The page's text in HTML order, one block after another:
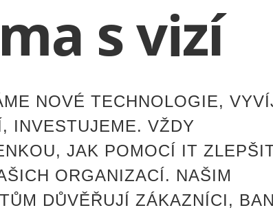
s vizí
NOVÉ TECHNOLOGIE,
INVESTUJEME. VŽDY
JAK POMOCÍ IT
ORGANIZACÍ. NAŠIM
DŮVĚŘUJÍ ZÁKAZNÍCI,